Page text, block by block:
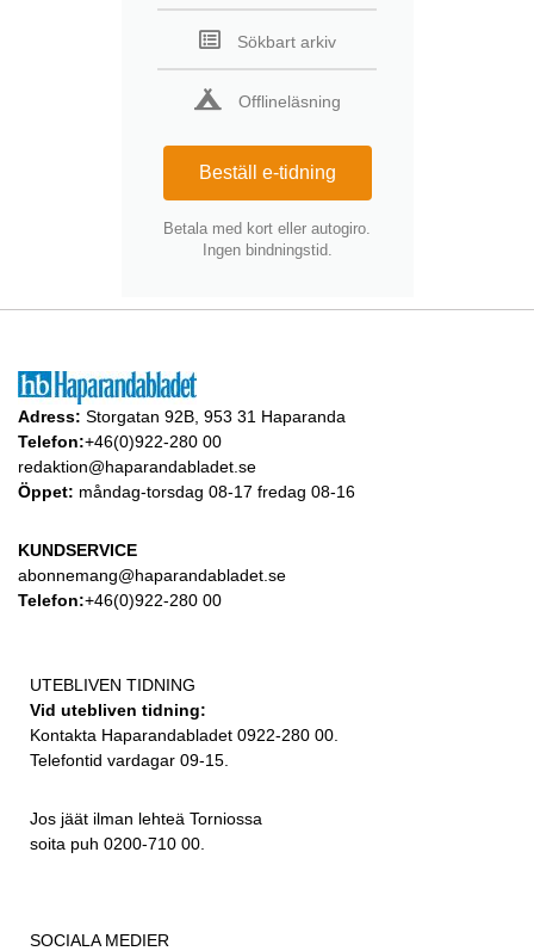
Sökbart arkiv
Offlineläsning
Beställ e-tidning
Betala med kort eller autogiro.
Ingen bindningstid.
Adress: Storgatan 92B, 953 31 Haparanda
Telefon:+46(0)922-280 00
redaktion@haparandabladet.se
Öppet: måndag-torsdag 08-17 fredag 08-16
KUNDSERVICE
abonnemang@haparandabladet.se
Telefon:+46(0)922-280 00
UTEBLIVEN TIDNING
Vid utebliven tidning:
Kontakta Haparandabladet 0922-280 00.
Telefontid vardagar 09-15.
Jos jäät ilman lehteä Torniossa
soita puh 0200-710 00.
SOCIALA MEDIER